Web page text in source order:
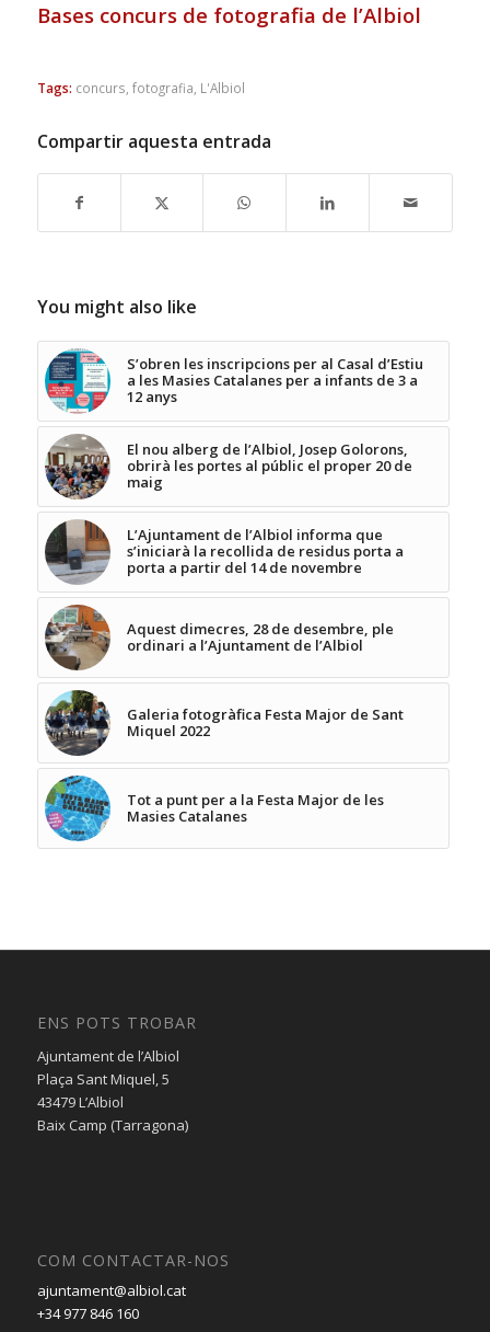
Bases concurs de fotografia de l’Albiol
Tags: concurs fotografia L'Albiol
Compartir aquesta entrada
You might also like
S’obren les inscripcions per al Casal d’Estiu
a les Masies Catalanes per a infants de 3 a
12 anys
El nou alberg de l’Albiol, Josep Golorons,
obrirà les portes al públic el proper 20 de
maig
L’Ajuntament de l’Albiol informa que
s’iniciarà la recollida de residus porta a
porta a partir del 14 de novembre
Aquest dimecres, 28 de desembre, ple
ordinari a l’Ajuntament de l’Albiol
Galeria fotogràfica Festa Major de Sant
Miquel 2022
Tot a punt per a la Festa Major de les
Masies Catalanes
ENS POTS TROBAR
Ajuntament de l’Albiol
Plaça Sant Miquel, 5
43479 L’Albiol
Baix Camp (Tarragona)
COM CONTACTAR-NOS
ajuntament@albiol.cat
+34 977 846 160